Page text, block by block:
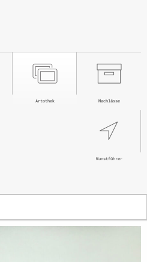
Nachlässe
Artothek
Kunstführer